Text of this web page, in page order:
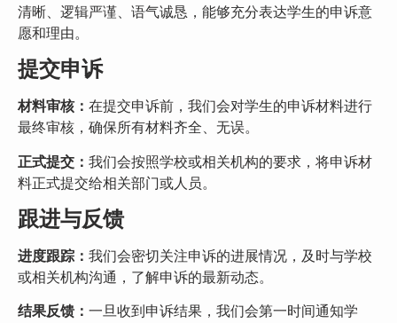
清晰、逻辑严谨、语气诚恳，能够充分表达学生的申诉意
愿和理由。
提交申诉
材料审核： 在提交申诉前，我们会对学生的申诉材料进行
最终审核，确保所有材料齐全、无误。
正式提交： 我们会按照学校或相关机构的要求，将申诉材
料正式提交给相关部门或人员。
跟进与反馈
进度跟踪： 我们会密切关注申诉的进展情况，及时与学校
或相关机构沟通，了解申诉的最新动态。
结果反馈： 一旦收到申诉结果，我们会第一时间通知学